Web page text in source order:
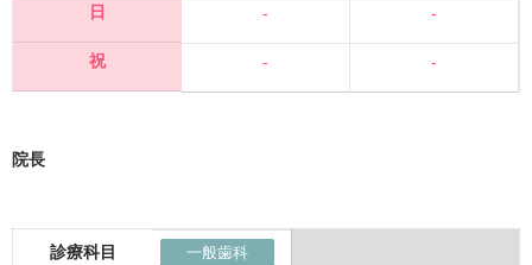
日
祝
-
-
-
-
院長
診療科目 一般歯科